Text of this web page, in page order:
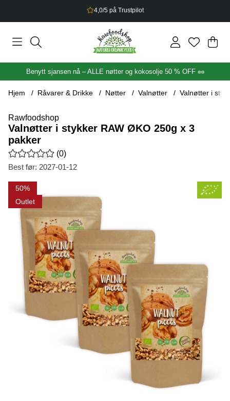
2,5% bonus på alt du handler
.
Benytt sjansen nå – ALLE nøtter og kokosolje 50 % OFF 🥜
Hjem Råvarer & Drikke Nøtter Valnøtter Valnøtter i
Rawfoodshop
Valnøtter i stykker RAW ØKO 250g x 3
pakker
Gjennomsnittlig rangering 0 av 5 Antall vurderinger 0
(0)
Best før: 2027-01-12
50
Outlet
Produktbilder Valnøtter i stykker RAW ØKO 250g x 3 pakker